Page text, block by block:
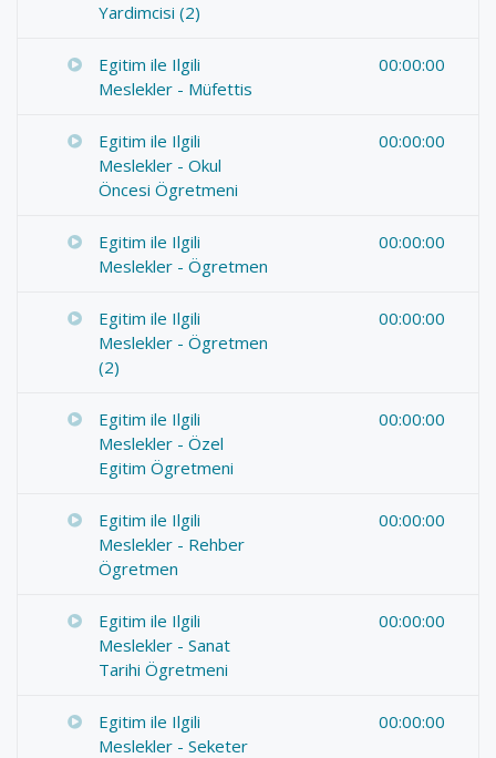
Yardimcisi (2)
Egitim ile Ilgili
Meslekler - Müfettis
00:00:00
Egitim ile Ilgili
Meslekler - Okul
Öncesi Ögretmeni
00:00:00
Egitim ile Ilgili
Meslekler - Ögretmen
00:00:00
Egitim ile Ilgili
Meslekler - Ögretmen
(2)
00:00:00
Egitim ile Ilgili
Meslekler - Özel
Egitim Ögretmeni
00:00:00
Egitim ile Ilgili
Meslekler - Rehber
Ögretmen
00:00:00
Egitim ile Ilgili
Meslekler - Sanat
Tarihi Ögretmeni
00:00:00
Egitim ile Ilgili
Meslekler - Seketer
00:00:00